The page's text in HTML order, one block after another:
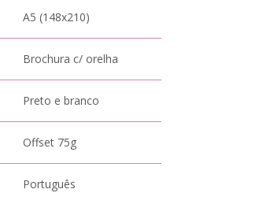
A5 (148x210)
Brochura c/ orelha
Preto e branco
Offset 75g
Português